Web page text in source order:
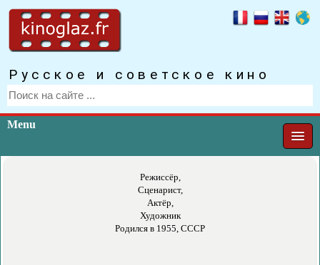
Русское и советское кино
Menu
Режиссёр,
Сценарист,
Актёр,
Художник
Родился в 1955, СССР